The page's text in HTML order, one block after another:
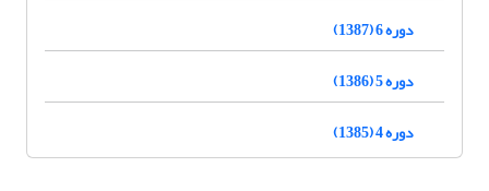
دوره 6 (1387)
دوره 5 (1386)
دوره 4 (1385)